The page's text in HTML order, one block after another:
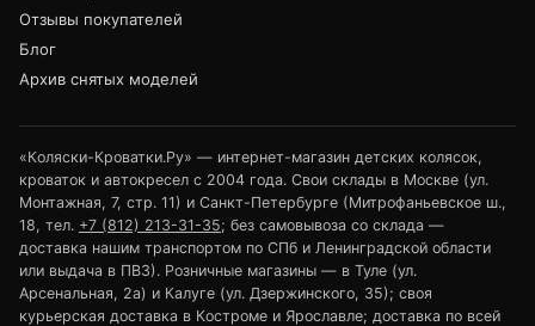
Отзывы покупателей
Блог
Архив снятых моделей
«Коляски-Кроватки.Ру» — интернет-магазин детских колясок,
кроваток и автокресел с 2004 года. Свои склады в Москве (ул.
Монтажная, 7, стр. 11) и Санкт-Петербурге (Митрофаньевское ш.,
18, тел. +7 (812) 213-31-35; без самовывоза со склада —
доставка нашим транспортом по СПб и Ленинградской области
или выдача в ПВЗ). Розничные магазины — в Туле (ул.
Арсенальная, 2а) и Калуге (ул. Дзержинского, 35); своя
курьерская доставка в Костроме и Ярославле; доставка по всей